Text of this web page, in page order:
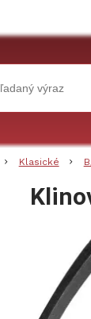
Klasické